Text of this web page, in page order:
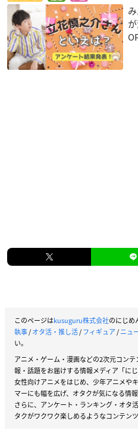
このページはkusuguru株式会社のにじめ
執事/オタ活・推し活/フィギュア/ニュ
い。
アニメ・ゲーム・漫画などの2次元コン
報・話題をお届けする情報メディア「にじ
女性向けアニメをはじめ、少年アニメや
マーにも幅を広げ、オタクが気になる情
さらに、アンケート・ランキング・オタ
タクがワクワク楽しめるようなコンテン